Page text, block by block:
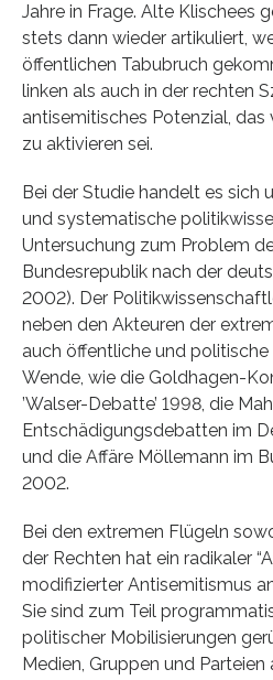
Jahre in Frage. Alte Klischees
stets dann wieder artikuliert,
öffentlichen Tabubruch
linken als auch in der rechten
antisemitisches Potenzial,
zu aktivieren sei.
Bei der Studie handelt es sich
und systematische
Untersuchung zum Problem
Bundesrepublik nach der
2002). Der
neben den Akteuren der
auch öffentliche und
Wende, wie die Goldhagen-
’Walser-Debatte’ 1998, die
Entschädigungsdebatten im
und die Affäre Möllemann im
2002.
Bei den extremen Flügeln
der Rechten hat ein radikaler
modifizierter Antisemitismus
Sie sind zum Teil
politischer Mobilisierungen
Medien, Gruppen und